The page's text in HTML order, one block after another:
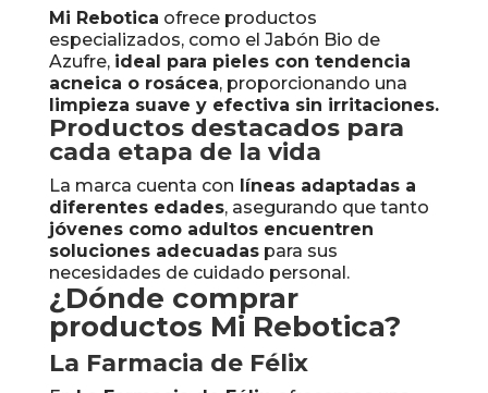
Mi Rebotica ofrece productos
especializados, como el Jabón Bio de
Azufre, ideal para pieles con tendencia
acneica o rosácea, proporcionando una
limpieza suave y efectiva sin irritaciones.
Productos destacados para
cada etapa de la vida
La marca cuenta con líneas adaptadas a
diferentes edades, asegurando que tanto
jóvenes como adultos encuentren
soluciones adecuadaspara sus
necesidades de cuidado personal.
¿Dónde comprar
productos Mi Rebotica?
La Farmacia de Félix